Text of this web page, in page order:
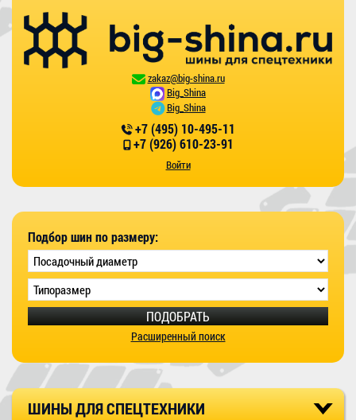
zakaz@big-shina.ru
Big_Shina
Big_Shina
+7 (495) 10-495-11
+7 (926) 610-23-91
Войти
ШИНЫ ДЛЯ СПЕЦТЕХНИКИ
Подбор шин по размеру:
ПОДОБРАТЬ
Расширенный поиск